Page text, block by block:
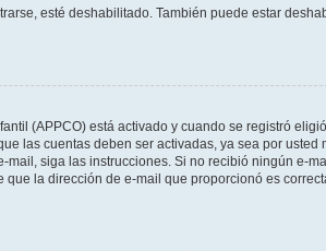
esté deshabilitado. También puede estar
(APPCO) está activado y cuando se registró
las cuentas deben ser activadas, ya sea por usted
siga las instrucciones. Si no recibió ningún e-
la dirección de e-mail que proporcionó es